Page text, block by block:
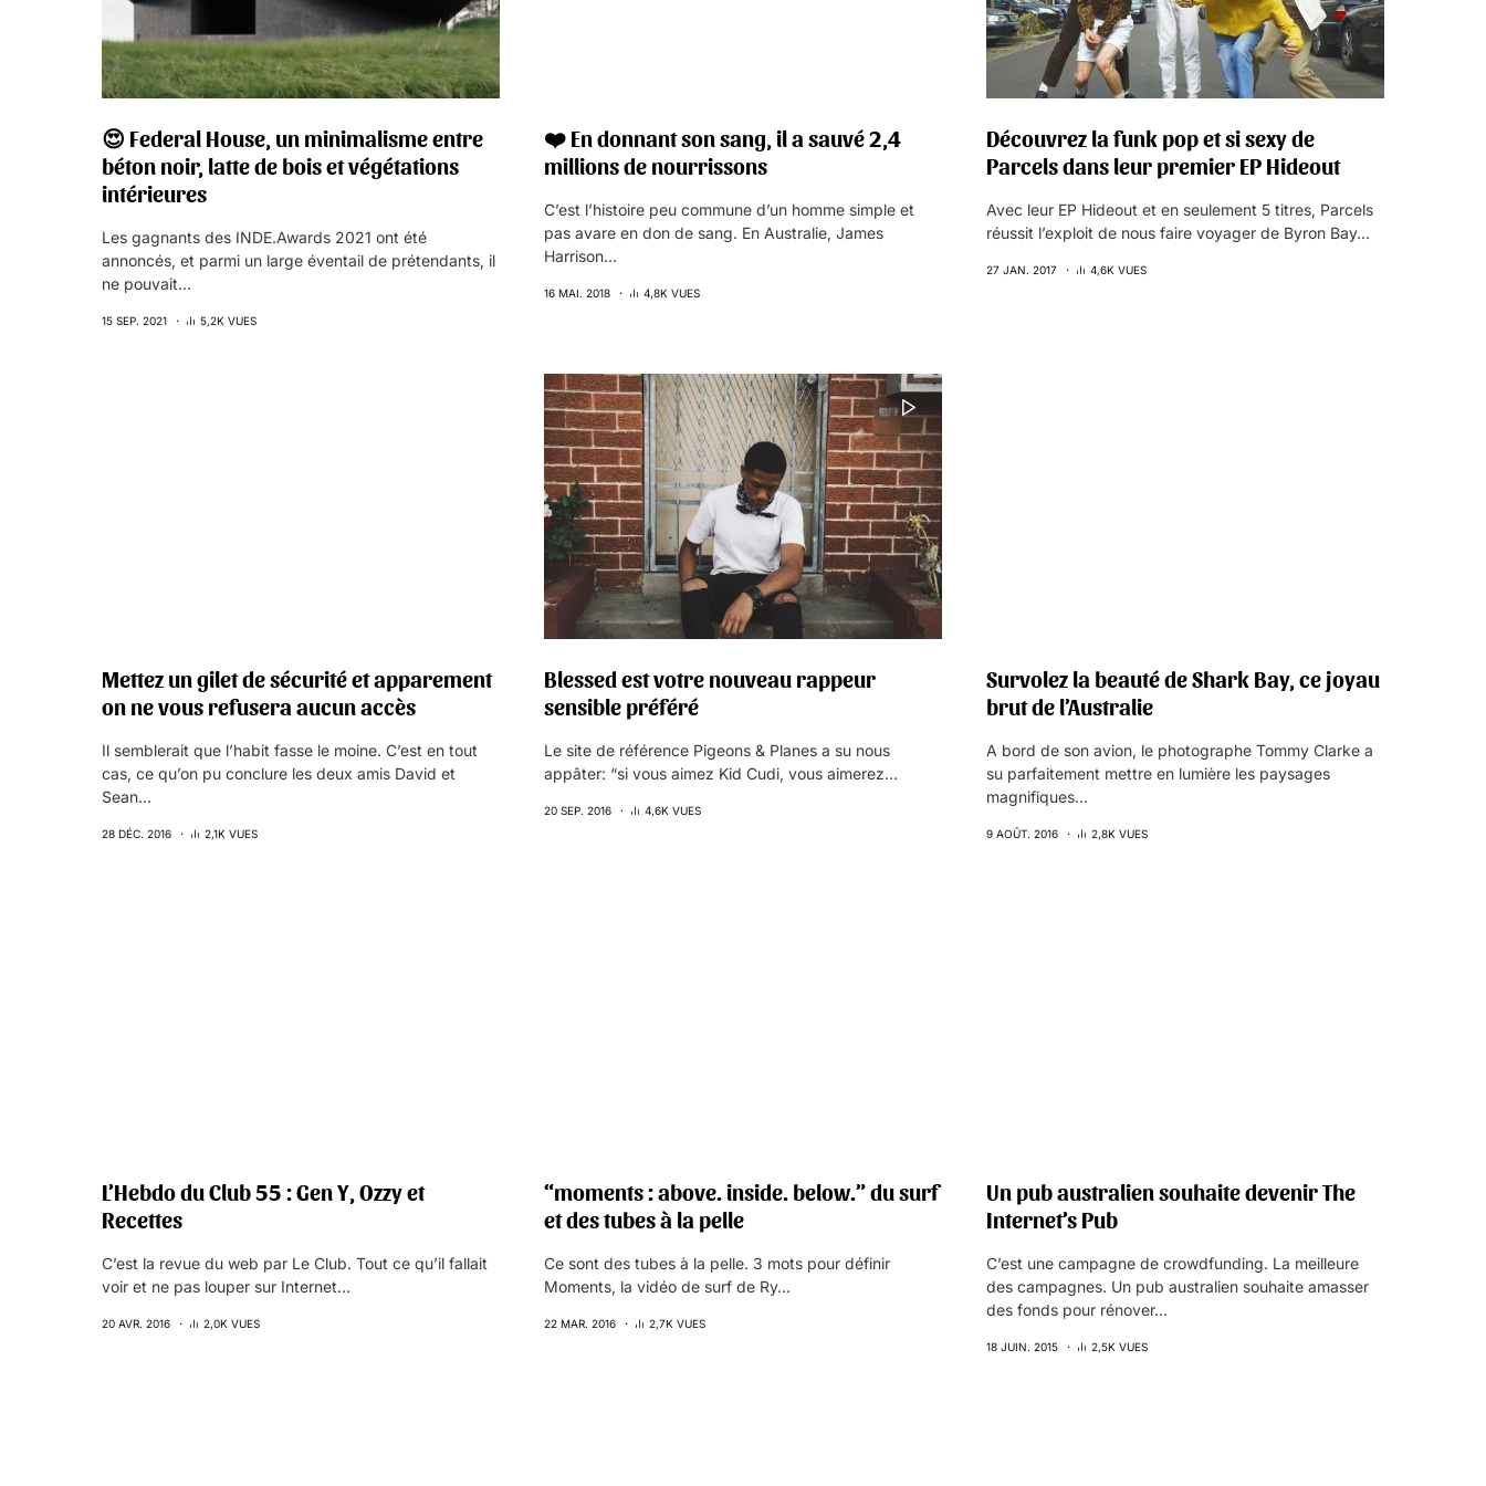
😍 Federal House, un minimalisme entre
béton noir, latte de bois et végétations
intérieures
Les gagnants des INDE.Awards 2021 ont été
annoncés, et parmi un large éventail de prétendants, il
ne pouvait…
15 SEP. 2021 5,2K VUES
❤️ En donnant son sang, il a sauvé 2,4
millions de nourrissons
C’est l’histoire peu commune d’un homme simple et
pas avare en don de sang. En Australie, James
Harrison…
16 MAI. 2018 4,8K VUES
Découvrez la funk pop et si sexy de
Parcels dans leur premier EP Hideout
Avec leur EP Hideout et en seulement 5 titres, Parcels
réussit l’exploit de nous faire voyager de Byron Bay…
27 JAN. 2017 4,6K VUES
Mettez un gilet de sécurité et apparement
on ne vous refusera aucun accès
Il semblerait que l’habit fasse le moine. C’est en tout
cas, ce qu’on pu conclure les deux amis David et
Sean…
28 DÉC. 2016 2,1K VUES
Blessed est votre nouveau rappeur
sensible préféré
Le site de référence Pigeons & Planes a su nous
appâter: “si vous aimez Kid Cudi, vous aimerez…
20 SEP. 2016 4,6K VUES
Survolez la beauté de Shark Bay, ce joyau
brut de l’Australie
A bord de son avion, le photographe Tommy Clarke a
su parfaitement mettre en lumière les paysages
magnifiques…
9 AOÛT. 2016 2,8K VUES
L’Hebdo du Club 55 : Gen Y, Ozzy et
Recettes
C’est la revue du web par Le Club. Tout ce qu’il fallait
voir et ne pas louper sur Internet…
20 AVR. 2016 2,0K VUES
“moments : above. inside. below.” du surf
et des tubes à la pelle
Ce sont des tubes à la pelle. 3 mots pour définir
Moments, la vidéo de surf de Ry…
22 MAR. 2016 2,7K VUES
Un pub australien souhaite devenir The
Internet’s Pub
C’est une campagne de crowdfunding. La meilleure
des campagnes. Un pub australien souhaite amasser
des fonds pour rénover…
18 JUIN. 2015 2,5K VUES